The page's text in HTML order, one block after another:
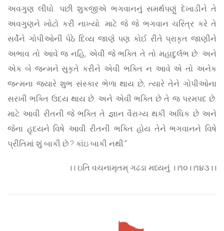
અવગુણ લીધો. પછી શુકજીએ ભગવાનનું સમર્થપણું દેખાડીને તે
અવગુણને ખોટો કરી નાખ્યો. માટે જે જે ભગવાન ચરિત્ર કરે તે
સર્વેને ગોપીઓની પેઠે દિવ્ય જાણે પણ કોઈ રીતે પ્રાકૃત જાણીને
અભાવ તો આવે જ નહિ, એવી જે ભક્તિ તે તો મહાદુર્લભ છે. અને
એક બે જન્મને સુકૃતે કરીને એવી ભક્તિ ન આવે એ તો અનેક
જન્મના જ્યારે શુભ સંસ્કાર ભેળા થાય છે, ત્યારે તેને ગોપીઓના
સરખી ભક્તિ ઉદય થાય છે. અને એવી ભક્તિ છે તે જ પરમપદ છે.
માટે આવી રીતની જે ભક્તિ તે જ્ઞાન વૈરાગ્ય થકી અધિક છે અને
જેના હૃદયને વિષે આવી રીતની ભક્તિ હોય તેને ભગવાનને વિષે
પ્રીતિમાં શું બાકી છે ? કાંઇ બાકી નથી.”
।। ઇતિ વચનામૃતમ્ ગઢડા મધ્યનું ।।૧૦।।૧૪૩।।